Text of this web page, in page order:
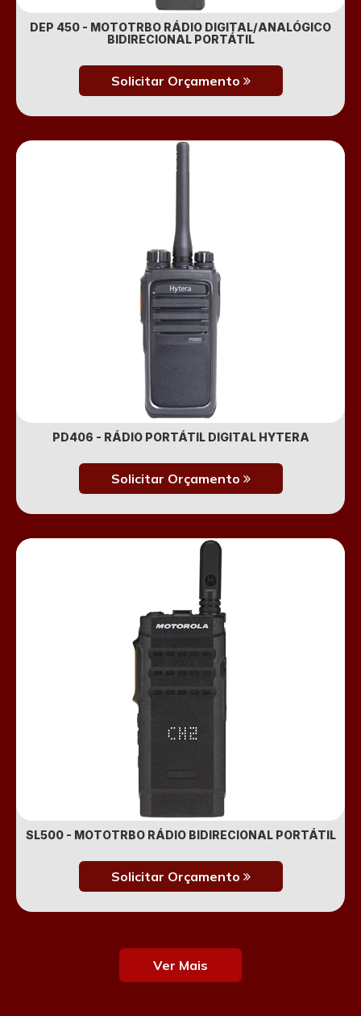
DEP 450 - MOTOTRBO RÁDIO DIGITAL/ANALÓGICO
BIDIRECIONAL PORTÁTIL
Solicitar Orçamento
PD406 - RÁDIO PORTÁTIL DIGITAL HYTERA
Solicitar Orçamento
SL500 - MOTOTRBO RÁDIO BIDIRECIONAL PORTÁTIL
Solicitar Orçamento
Ver Mais